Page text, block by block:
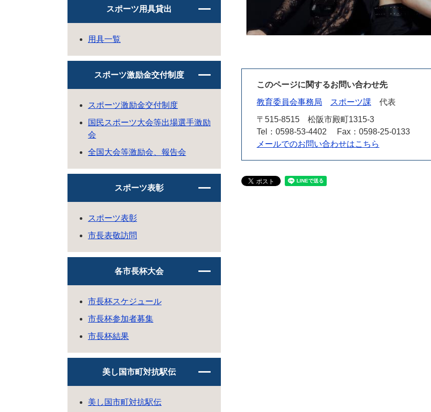
このページに関するお問い合わせ先
教育委員会事務局
スポーツ課
代表
〒515-8515
松阪市殿町1315-3
Tel：0598-53-4402
Fax：0598-25-0133
メールでのお問い合わせはこちら
スポーツ用具貸出
用具一覧
スポーツ激励金交付制度
スポーツ激励金交付制度
国民スポーツ大会等出場選手激励
会
全国大会等激励会、報告会
スポーツ表彰
スポーツ表彰
市長表敬訪問
各市長杯大会
市長杯スケジュール
市長杯参加者募集
市長杯結果
美し国市町対抗駅伝
美し国市町対抗駅伝